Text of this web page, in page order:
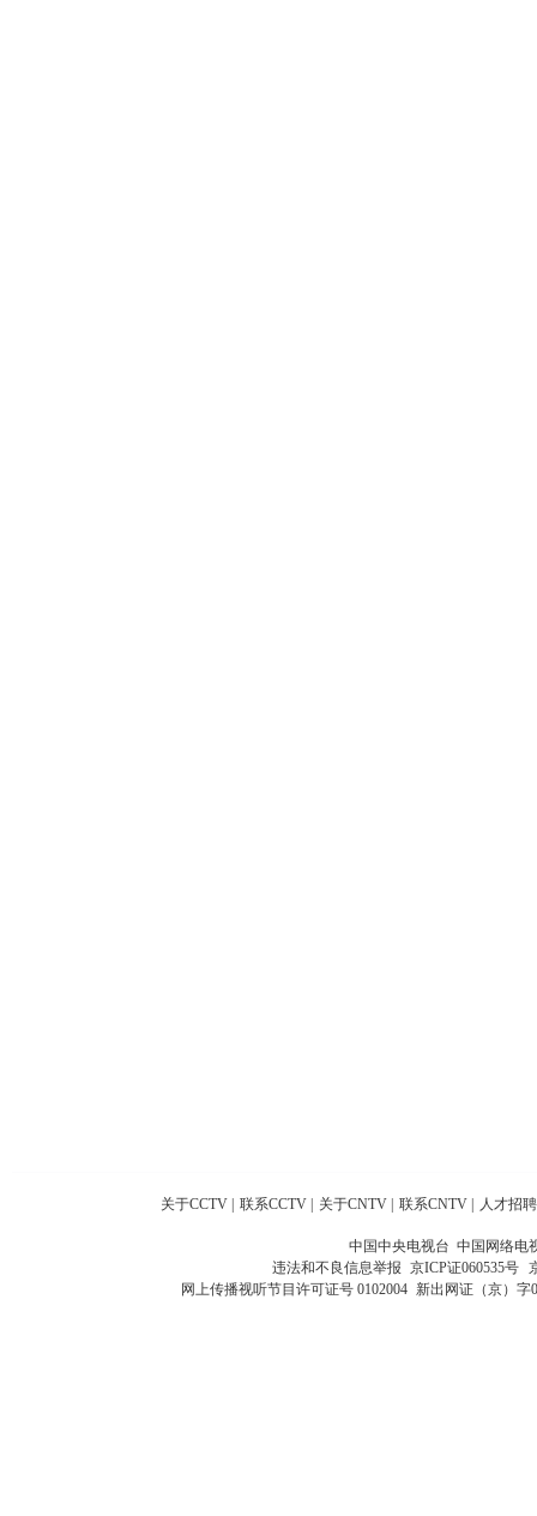
关于CCTV 联系CCTV 关于CNTV 联系CNTV 人才招聘
中国中央电视台 中国网络电
违法和不良信息举报 京ICP证060535号
网上传播视听节目许可证号 0102004 新出网证（京）